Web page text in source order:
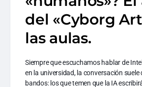
del «Cyborg
las aulas.
Siempre que escuchamos hablar de
en la universidad, la conversación suele
bandos: los que temen que la IA